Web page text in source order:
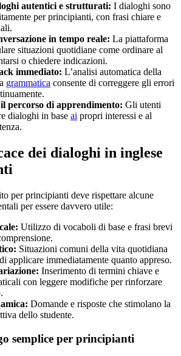
autentici e strutturati: I dialoghi sono
per principianti, con frasi chiare e
in tempo reale: La piattaforma
situazioni quotidiane come ordinare al
o chiedere indicazioni.
immediato: L’analisi automatica della
grammatica consente di correggere gli errori
percorso di apprendimento: Gli utenti
dialoghi in base ai propri interessi e al
dei dialoghi in inglese
per principianti deve rispettare alcune
per essere davvero utile:
Utilizzo di vocaboli di base e frasi brevi
Situazioni comuni della vita quotidiana
applicare immediatamente quanto appreso.
Inserimento di termini chiave e
con leggere modifiche per rinforzare
Domande e risposte che stimolano la
dello studente.
semplice per principianti